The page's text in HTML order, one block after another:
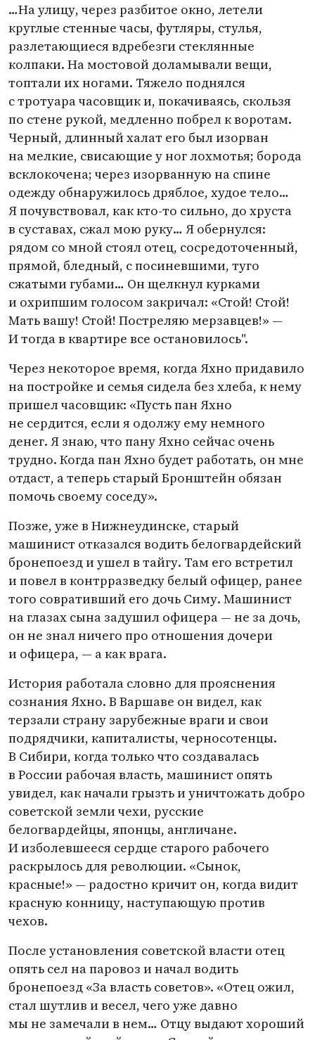
…На улицу, через разбитое окно, летели
круглые стенные часы, футляры, стулья,
разлетающиеся вдребезги стеклянные
колпаки. На мостовой доламывали вещи,
топтали их ногами. Тяжело поднялся
с тротуара часовщик и, покачиваясь, скользя
по стене рукой, медленно побрел к воротам.
Черный, длинный халат его был изорван
на мелкие, свисающие у ног лохмотья; борода
всклокочена; через изорванную на спине
одежду обнаружилось дряблое, худое тело…
Я почувствовал, как кто-то сильно, до хруста
в суставах, сжал мою руку… Я обернулся:
рядом со мной стоял отец, сосредоточенный,
прямой, бледный, с посиневшими, туго
сжатыми губами… Он щелкнул курками
и охрипшим голосом закричал: «Стой! Стой!
Мать вашу! Стой! Постреляю мерзавцев!» —
И тогда в квартире все остановилось".
Через некоторое время, когда Яхно придавило
на постройке и семья сидела без хлеба, к нему
пришел часовщик: «Пусть пан Яхно
не сердится, если я одолжу ему немного
денег. Я знаю, что пану Яхно сейчас очень
трудно. Когда пан Яхно будет работать, он мне
отдаст, а теперь старый Бронштейн обязан
помочь своему соседу».
Позже, уже в Нижнеудинске, старый
машинист отказался водить белогвардейский
бронепоезд и ушел в тайгу. Там его встретил
и повел в контрразведку белый офицер, ранее
того совративший его дочь Симу. Машинист
на глазах сына задушил офицера — не за дочь,
он не знал ничего про отношения дочери
и офицера, — а как врага.
История работала словно для прояснения
сознания Яхно. В Варшаве он видел, как
терзали страну зарубежные враги и свои
подрядчики, капиталисты, черносотенцы.
В Сибири, когда только что создавалась
в России рабочая власть, машинист опять
увидел, как начали грызть и уничтожать добро
советской земли чехи, русские
белогвардейцы, японцы, англичане.
И изболевшееся сердце старого рабочего
раскрылось для революции. «Сынок,
красные!» — радостно кричит он, когда видит
красную конницу, наступающую против
чехов.
После установления советской власти отец
опять сел на паровоз и начал водить
бронепоезд «За власть советов». «Отец ожил,
стал шутлив и весел, чего уже давно
мы не замечали в нем… Отцу выдают хороший